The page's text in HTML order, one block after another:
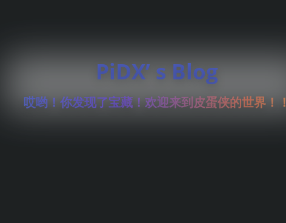
PiDX’ s Blog
哎哟！你发现了宝藏！欢迎来到皮蛋侠的世界！！